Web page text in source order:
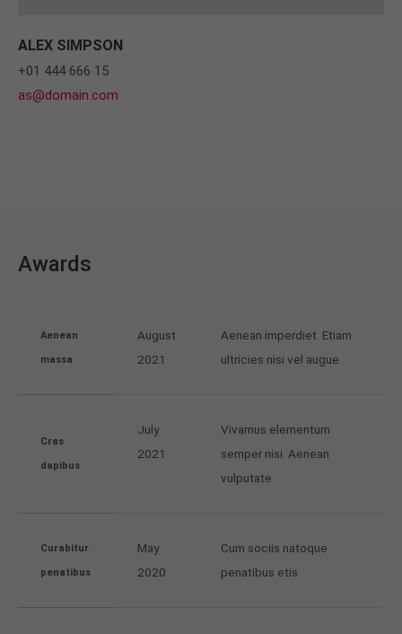
ALEX SIMPSON
+01 444 666 15
as@domain.com
Awards
Aenean
massa
August
2021
Aenean imperdiet. Etiam
ultricies nisi vel augue
Cras
dapibus
July
2021
Vivamus elementum
semper nisi. Aenean
vulputate
Curabitur
penatibus
May
2020
Cum sociis natoque
penatibus etis